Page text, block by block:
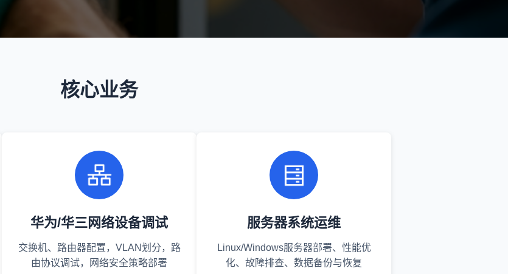
核心业务
华为/华三网络设备调试
交换机、路由器配置，VLAN划分，路
由协议调试，网络安全策略部署
服务器系统运维
Linux/Windows服务器部署、性能优
化、故障排查、数据备份与恢复